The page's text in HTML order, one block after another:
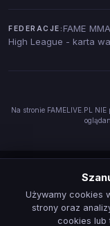
FEDERACJE: FAME
High League - karta
Na stronie FAMELIVE.PL
Używamy cookies
strony oraz
cookies lub